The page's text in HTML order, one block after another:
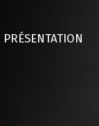
PRÉSENTATION